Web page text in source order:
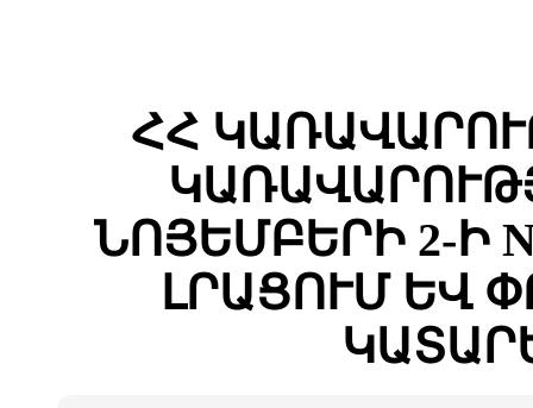
ՀՀ
ՆՈՅԵՄԲԵՐԻ 2-Ի
ԼՐԱՑՈՒՄ ԵՎ